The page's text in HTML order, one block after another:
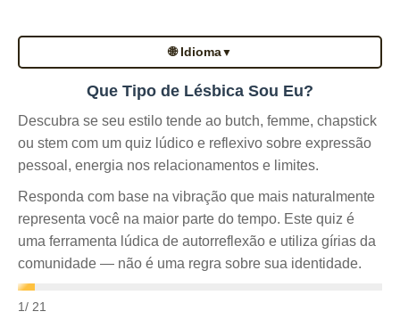
🌐 Idioma▼
Que Tipo de Lésbica Sou Eu?
Descubra se seu estilo tende ao butch, femme, chapstick
ou stem com um quiz lúdico e reflexivo sobre expressão
pessoal, energia nos relacionamentos e limites.
Responda com base na vibração que mais naturalmente
representa você na maior parte do tempo. Este quiz é
uma ferramenta lúdica de autorreflexão e utiliza gírias da
comunidade — não é uma regra sobre sua identidade.
1/ 21